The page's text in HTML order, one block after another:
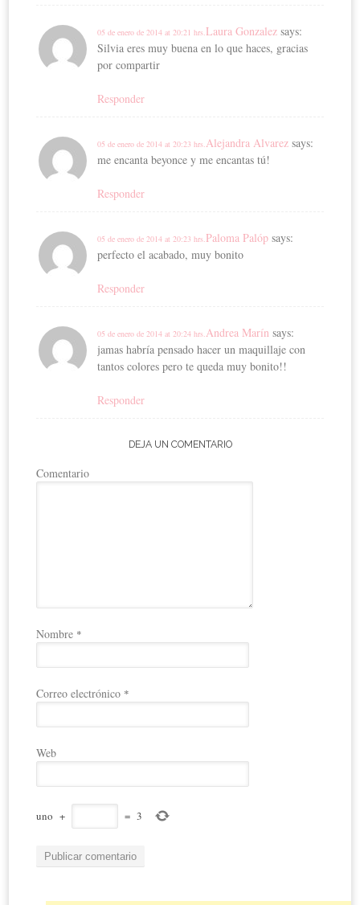
Laura Gonzalez says:
05 de enero de 2014 at 20:21 hrs.
Silvia eres muy buena en lo que haces, gracias
por compartir
Responder
Alejandra Alvarez says:
05 de enero de 2014 at 20:23 hrs.
me encanta beyonce y me encantas tú!
Responder
Paloma Palóp says:
05 de enero de 2014 at 20:23 hrs.
perfecto el acabado, muy bonito
Responder
Andrea Marín says:
05 de enero de 2014 at 20:24 hrs.
jamas habría pensado hacer un maquillaje con
tantos colores pero te queda muy bonito!!
Responder
DEJA UN COMENTARIO
Comentario
Nombre *
Correo electrónico *
Web
uno + = 3